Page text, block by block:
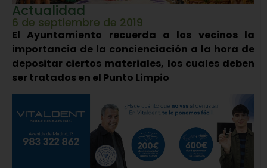
Actualidad
6 de septiembre de 2019
El Ayuntamiento recuerda a los vecinos la
importancia de la concienciación a la hora de
depositar ciertos materiales, los cuales deben
ser tratados en el Punto Limpio